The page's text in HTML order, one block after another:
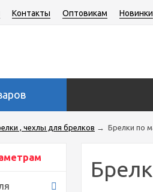
Контакты Оптовикам Новинки
, чехлы для брелков → Брелки по